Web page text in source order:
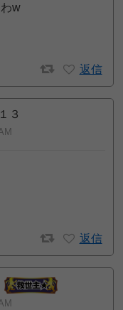
w
返信
３
返信